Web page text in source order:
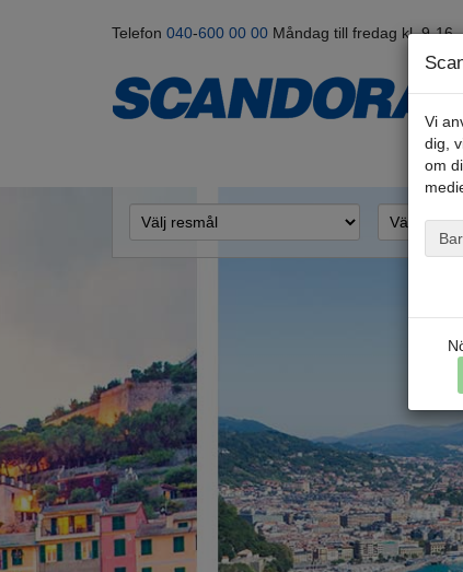
Telefon 040-600 00 00 Måndag till fredag kl. 9-16
Vi
dig,
om